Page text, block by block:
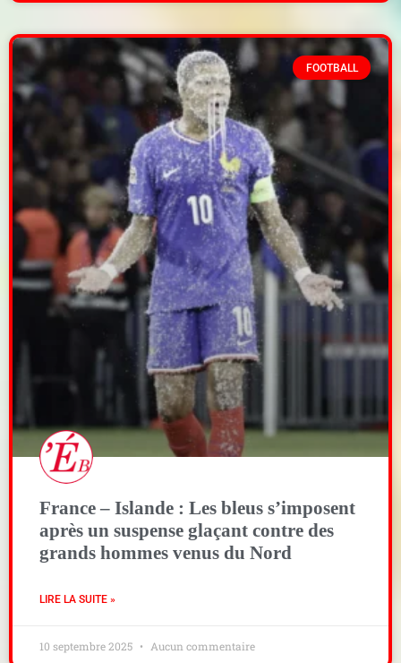
FOOTBALL
France – Islande : Les bleus s’imposent
après un suspense glaçant contre des
grands hommes venus du Nord
LIRE LA SUITE »
10 septembre 2025 Aucun commentaire